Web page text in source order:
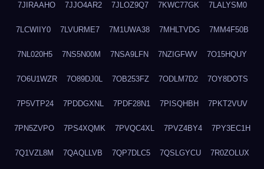
7JIRAAHO 7JJO4AR2 7JLOZ9Q7 7KWC77GK 7LALYSM0
7LCWIIY0 7LVURME7 7M1UWA38 7MHLTVDG 7MM4F50B
7NL020H5 7NS5N00M 7NSA9LFN 7NZIGFWV 7O15HQUY
7O6U1WZR 7O89DJ0L 7OB253FZ 7ODLM7D2 7OY8DOTS
7P5VTP24 7PDDGXNL 7PDF28N1 7PISQHBH 7PKT2VUV
7PN5ZVPO 7PS4XQMK 7PVQC4XL 7PVZ4BY4 7PY3EC1H
7Q1VZL8M 7QAQLLVB 7QP7DLC5 7QSLGYCU 7R0ZOLUX